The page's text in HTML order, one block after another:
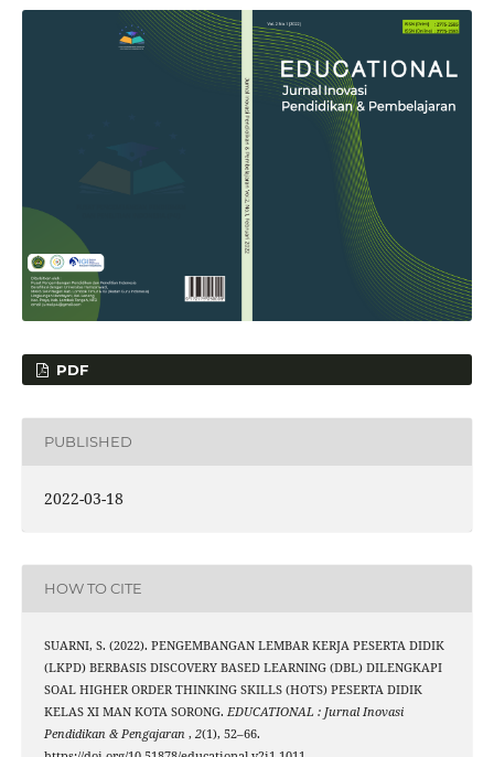
PDF
PUBLISHED
2022-03-18
HOW TO CITE
SUARNI, S. (2022). PENGEMBANGAN LEMBAR KERJA PESERTA DIDIK
(LKPD) BERBASIS DISCOVERY BASED LEARNING (DBL) DILENGKAPI
SOAL HIGHER ORDER THINKING SKILLS (HOTS) PESERTA DIDIK
KELAS XI MAN KOTA SORONG. EDUCATIONAL : Jurnal Inovasi
Pendidikan & Pengajaran , 2(1), 52–66.